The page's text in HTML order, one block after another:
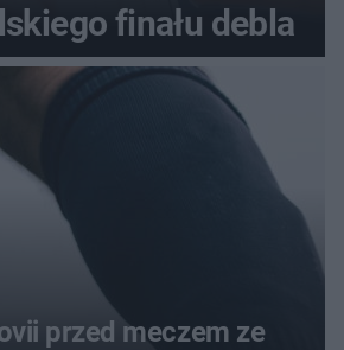
finału debla
przed meczem ze